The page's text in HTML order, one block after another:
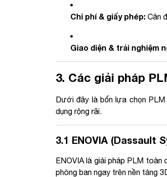
Chi phí & giấy phép: Cân
Giao diện & trải nghiệm
3. Các giải pháp
Dưới đây là bốn lựa chọn
dụng rộng rãi.
3.1 ENOVIA (Dassault
ENOVIA là giải pháp PLM toàn
phòng ban ngay trên nền tảng